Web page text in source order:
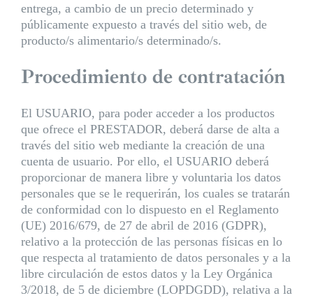
entrega, a cambio de un precio determinado y
públicamente expuesto a través del sitio web, de
producto/s alimentario/s determinado/s.
Procedimiento de contratación
El USUARIO, para poder acceder a los productos
que ofrece el PRESTADOR, deberá darse de alta a
través del sitio web mediante la creación de una
cuenta de usuario. Por ello, el USUARIO deberá
proporcionar de manera libre y voluntaria los datos
personales que se le requerirán, los cuales se tratarán
de conformidad con lo dispuesto en el Reglamento
(UE) 2016/679, de 27 de abril de 2016 (GDPR),
relativo a la protección de las personas físicas en lo
que respecta al tratamiento de datos personales y a la
libre circulación de estos datos y la Ley Orgánica
3/2018, de 5 de diciembre (LOPDGDD), relativa a la